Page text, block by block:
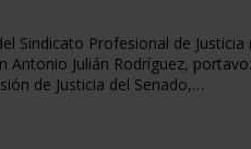
Sindicato Profesional de Justicia
Antonio Julián Rodríguez,
de Justicia del Senado,…